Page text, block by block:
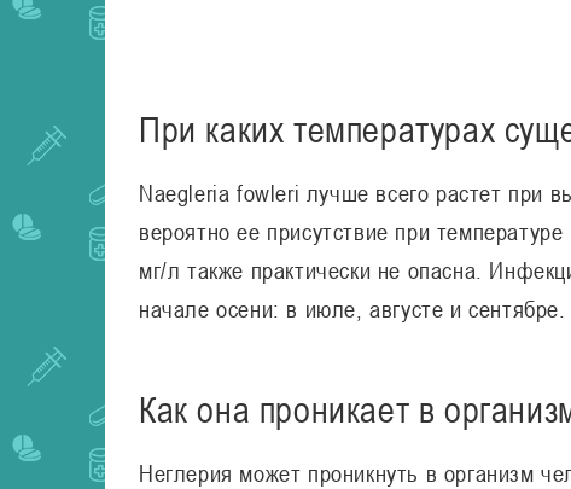
При каких температурах
Naegleria fowleri лучше всего растет при
вероятно ее присутствие при
мг/л также практически не опасна.
начале осени: в июле, августе и сентябре.
Как она проникает в
Неглерия может проникнуть в организм